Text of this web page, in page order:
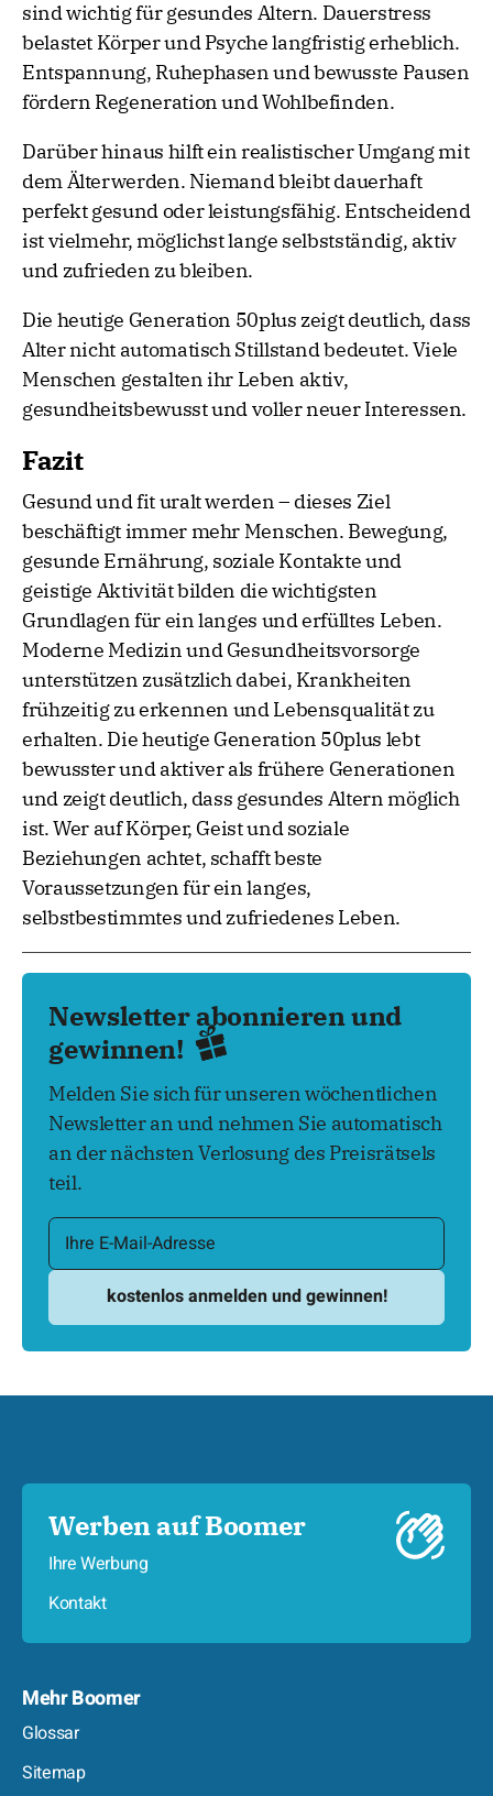
sind wichtig für gesundes Altern. Dauerstress
belastet Körper und Psyche langfristig erheblich.
Entspannung, Ruhephasen und bewusste Pausen
fördern Regeneration und Wohlbefinden.
Darüber hinaus hilft ein realistischer Umgang mit
dem Älterwerden. Niemand bleibt dauerhaft
perfekt gesund oder leistungsfähig. Entscheidend
ist vielmehr, möglichst lange selbstständig, aktiv
und zufrieden zu bleiben.
Die heutige Generation 50plus zeigt deutlich, dass
Alter nicht automatisch Stillstand bedeutet. Viele
Menschen gestalten ihr Leben aktiv,
gesundheitsbewusst und voller neuer Interessen.
Fazit
Gesund und fit uralt werden – dieses Ziel
beschäftigt immer mehr Menschen. Bewegung,
gesunde Ernährung, soziale Kontakte und
geistige Aktivität bilden die wichtigsten
Grundlagen für ein langes und erfülltes Leben.
Moderne Medizin und Gesundheitsvorsorge
unterstützen zusätzlich dabei, Krankheiten
frühzeitig zu erkennen und Lebensqualität zu
erhalten. Die heutige Generation 50plus lebt
bewusster und aktiver als frühere Generationen
und zeigt deutlich, dass gesundes Altern möglich
ist. Wer auf Körper, Geist und soziale
Beziehungen achtet, schafft beste
Voraussetzungen für ein langes,
selbstbestimmtes und zufriedenes Leben.
Newsletter abonnieren und
gewinnen!
Melden Sie sich für unseren wöchentlichen
Newsletter an und nehmen Sie automatisch
an der nächsten Verlosung des Preisrätsels
teil.
Werben auf Boomer
Ihre Werbung
Kontakt
Mehr Boomer
Glossar
Sitemap